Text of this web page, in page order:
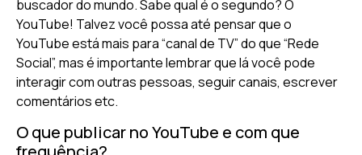
buscador do mundo. Sabe qual é o segundo? O
YouTube! Talvez você possa até pensar que o
YouTube está mais para “canal de TV” do que “Rede
Social”, mas é importante lembrar que lá você pode
interagir com outras pessoas, seguir canais, escrever
comentários etc.
O que publicar no YouTube e com que